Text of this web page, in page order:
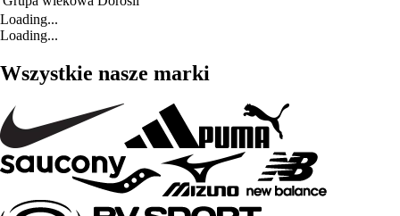
Loading...
Loading...
Wszystkie nasze marki